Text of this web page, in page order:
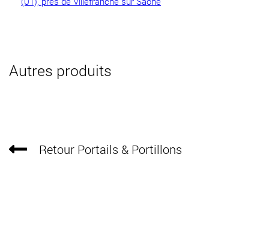
Autres produits
Retour Portails & Portillons